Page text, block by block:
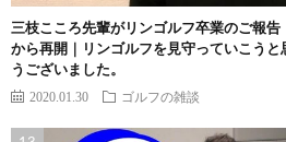
三枝こころ先輩がリンゴルフ卒業のご報
から再開｜リンゴルフを見守っていこうと
うございました。
2020.01.30 ゴルフの雑談